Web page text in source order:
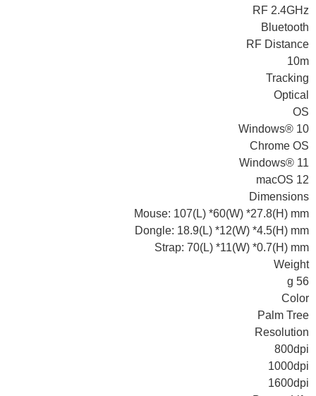
RF 2.4GHz
Bluetooth
RF Distance
10m
Tracking
Optical
OS
Windows® 10
Chrome OS
Windows® 11
macOS 12
Dimensions
Mouse: 107(L) *60(W) *27.8(H) mm
Dongle: 18.9(L) *12(W) *4.5(H) mm
Strap: 70(L) *11(W) *0.7(H) mm
Weight
56 g
Color
Palm Tree
Resolution
800dpi
1000dpi
1600dpi